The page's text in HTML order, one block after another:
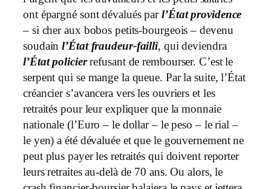
ont épargné sont dévalués par l’État providence
– si cher aux bobos petits-bourgeois – devenu
soudainl’État fraudeur-failli, qui deviendra
l’État policierrefusant de rembourser. C’est le
serpent qui se mange la queue. Par la suite, l’État
créancier s’avancera vers les ouvriers et les
retraités pour leur expliquer que la monnaie
nationale (l’Euro – le dollar – le peso – le rial –
le yen) a été dévaluée et que le gouvernement ne
peut plus payer les retraités qui doivent reporter
leurs retraites au-delà de 70 ans. Ou alors, le